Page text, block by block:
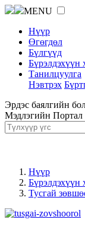
MENU
Нүүр
Өгөгдөл
Бүлгүүд
Бүрэлдэхүүн
Танилцуулга
Нэвтрэх
Эрдэс баялгийн
Мэдлэгийн Портал
Нүүр
Бүрэлдэхүүн
Тусгай